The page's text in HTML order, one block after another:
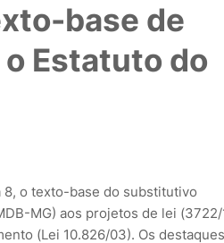
base de
Estatuto do
8, o texto-base do substitutivo
MG) aos projetos de lei (3722/
(Lei 10.826/03). Os destaques